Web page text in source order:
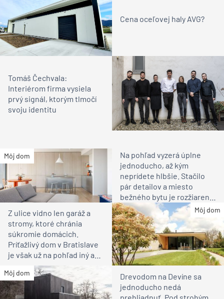
Cena oceľovej haly AVG?
Tomáš Čechvala:
Interiérom firma vysiela
prvý signál, ktorým tlmočí
svoju identitu
Môj dom
Na pohľad vyzerá úplne
jednoducho, až kým
neprídete hlbšie. Stačilo
pár detailov a miesto
bežného bytu je rozžiarené
bývanie pre rodinu
Môj dom
Z ulice vidno len garáž a
stromy, ktoré chránia
súkromie domácich.
Príťažlivý dom v Bratislave
je však už na pohľad iný ako
susedia
Môj dom
Drevodom na Devíne sa
jednoducho nedá
prehliadnuť. Pod strohým